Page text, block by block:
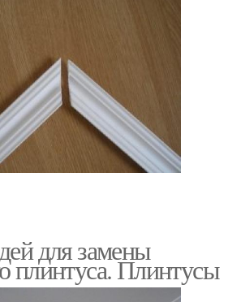
для замены
плинтуса. Плинтусы